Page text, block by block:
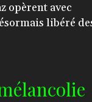
opèrent avec
libéré